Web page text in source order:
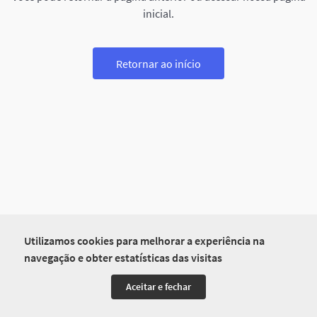
Utilizamos cookies para melhorar a experiência na
navegação e obter estatísticas das visitas
Aceitar e fechar
inicial.
Retornar ao início